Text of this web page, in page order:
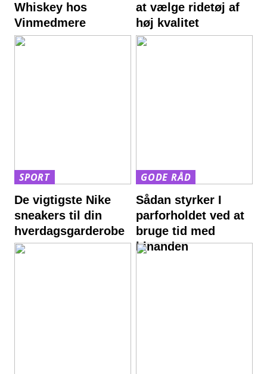
Whiskey hos
Vinmedmere
at vælge ridetøj af
høj kvalitet
SPORT
De vigtigste Nike
sneakers til din
hverdagsgarderobe
GODE RÅD
Sådan styrker I
parforholdet ved at
bruge tid med
hinanden